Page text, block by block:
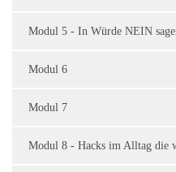
Modul 5 - In Würde NEIN
Modul 6
Modul 7
Modul 8 - Hacks im Alltag die